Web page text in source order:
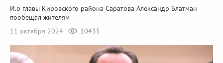
И.о главы Кировского района Саратова Александр Блатман
пообещал жителям
11 октября 2024
10435